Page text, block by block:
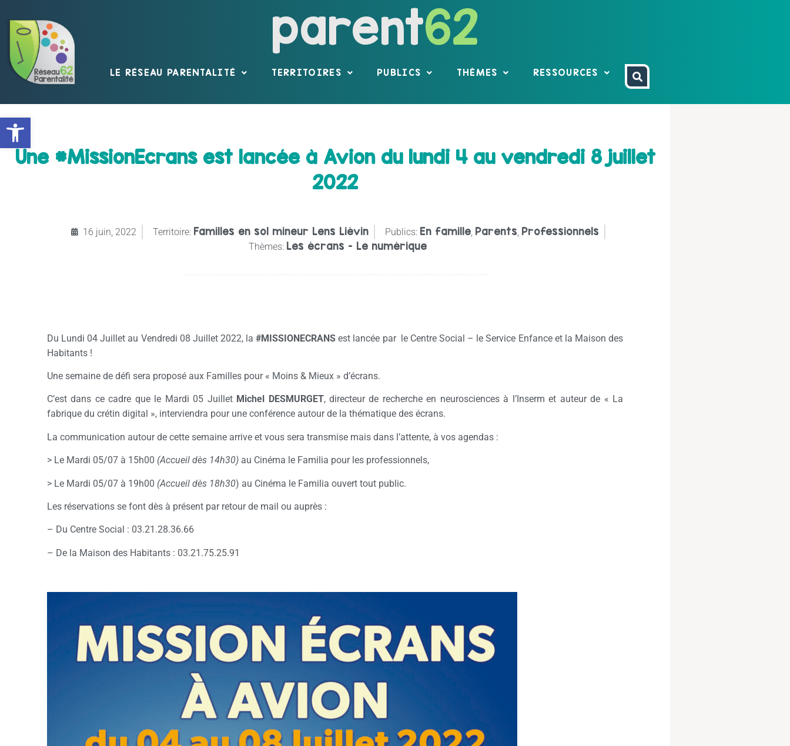
Ouvrir la barre d’outils
parent62
LE RÉSEAU PARENTALITÉ TERRITOIRES PUBLICS THÈMES RESSOURCES
Une #MissionEcrans est lancée à Avion du lundi 4 au vendredi 8 juillet
2022
16 juin, 2022 Territoire: Familles en sol mineur Lens Liévin Publics: En famille, Parents Professionnels
Thèmes: Les écrans - Le numérique
Du Lundi 04 Juillet au Vendredi 08 Juillet 2022, la#MISSIONECRANSest lancée par le Centre Social – le Service Enfance et la Maison des
Habitants !
Une semaine de défi sera proposé aux Familles pour « Moins & Mieux » d’écrans.
C’est dans ce cadre que le Mardi 05 Juillet Michel DESMURGET, directeur de recherche en neurosciences à l’Inserm et auteur de « La
fabrique du crétin digital », interviendra pour une conférence autour de la thématique des écrans.
La communication autour de cette semaine arrive et vous sera transmise mais dans l’attente, à vos agendas :
> Le Mardi 05/07 à 15h00 (Accueil dès 14h30) au Cinéma le Familia pour les professionnels,
> Le Mardi 05/07 à 19h00 (Accueil dès 18h30) au Cinéma le Familia ouvert tout public.
Les réservations se font dès à présent par retour de mail ou auprès :
– Du Centre Social : 03.21.28.36.66
– De la Maison des Habitants : 03.21.75.25.91